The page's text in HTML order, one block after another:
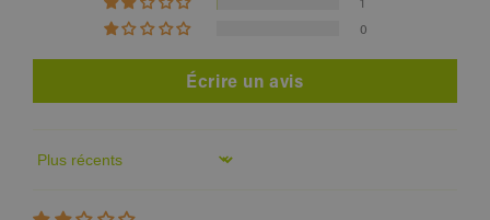
0
Écrire un avis
Sort by